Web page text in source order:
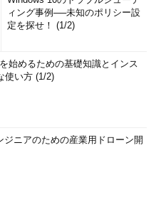
ィング事例──未知のポリシー設
定を探せ！ (1/2)
始めるための基礎知識とインス
使い方 (1/2)
ジニアのための産業用ドローン開